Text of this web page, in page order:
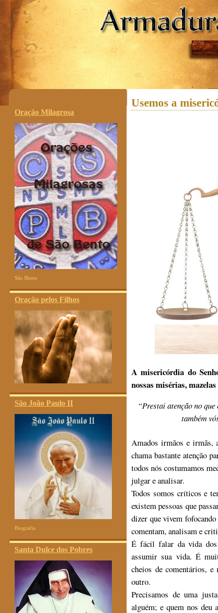
.
Oração Milagrosa
São Bento
Oração pelos Filhos
São João Paulo II
Biografia
Santa Dulce dos Pobres
Usemos a
A misericórdia do
nossas misérias,
“Prestai atenção no
também
Amados irmãos e irmãs,
chama bastante atenção
todos nós costumamos
julgar e analisar.
Todos somos críticos e
existem pessoas que
dizer que vivem
comentam, analisam e
É fácil falar da vida
assumir sua vida. É
cheios de comentários, e
outro.
Precisamos de uma
alguém; e quem nos